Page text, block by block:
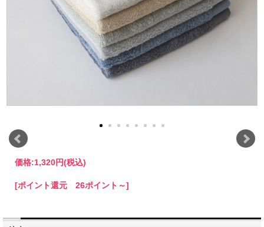
価格:1,320円(税込)
[ポイント還元 26ポイント～]